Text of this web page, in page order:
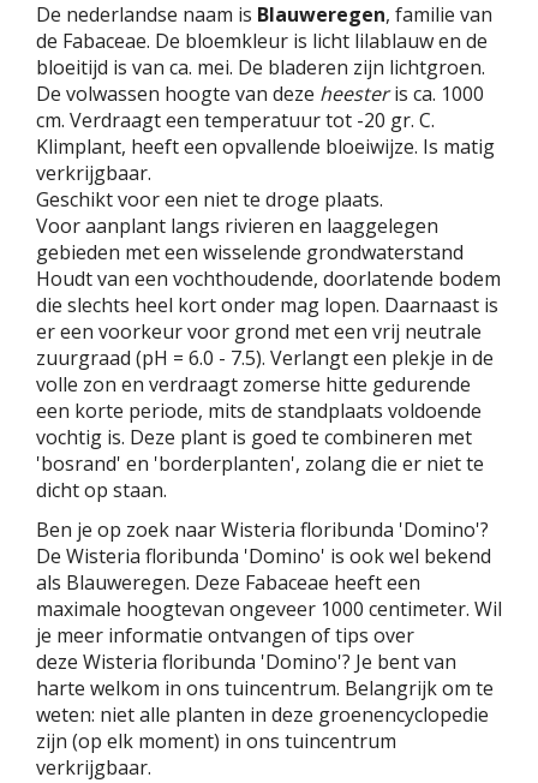
De nederlandse naam is Blauweregen, familie van
de Fabaceae. De bloemkleur is licht lilablauw en de
bloeitijd is van ca. mei. De bladeren zijn lichtgroen.
De volwassen hoogte van deze heesteris ca. 1000
cm. Verdraagt een temperatuur tot -20 gr. C.
Klimplant, heeft een opvallende bloeiwijze. Is matig
verkrijgbaar.
Geschikt voor een niet te droge plaats.
Voor aanplant langs rivieren en laaggelegen
gebieden met een wisselende grondwaterstand
Houdt van een vochthoudende, doorlatende bodem
die slechts heel kort onder mag lopen. Daarnaast is
er een voorkeur voor grond met een vrij neutrale
zuurgraad (pH = 6.0 - 7.5). Verlangt een plekje in de
volle zon en verdraagt zomerse hitte gedurende
een korte periode, mits de standplaats voldoende
vochtig is. Deze plant is goed te combineren met
'bosrand' en 'borderplanten', zolang die er niet te
dicht op staan.
Ben je op zoek naar Wisteria floribunda 'Domino'?
De Wisteria floribunda 'Domino' is ook wel bekend
als Blauweregen. Deze Fabaceae heeft een
maximale hoogtevan ongeveer 1000 centimeter. Wil
je meer informatie ontvangen of tips over
deze Wisteria floribunda 'Domino'? Je bent van
harte welkom in ons tuincentrum. Belangrijk om te
weten: niet alle planten in deze groenencyclopedie
zijn (op elk moment) in ons tuincentrum
verkrijgbaar.